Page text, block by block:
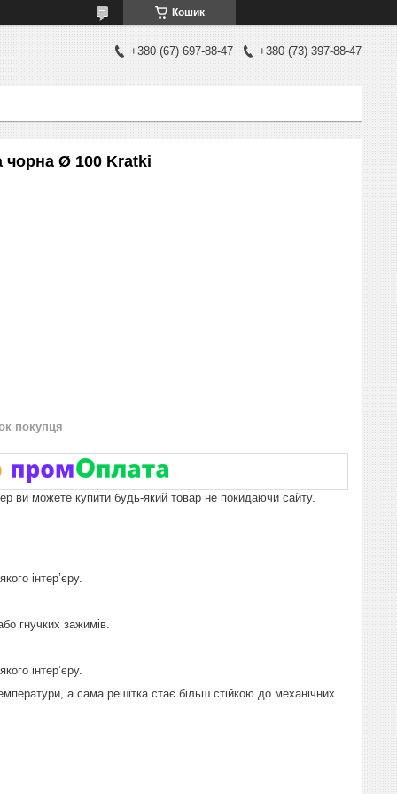
Кошик
+380 (67) 697-88-47 +380 (73) 397-88-47
чорна Ø 100 Kratki
покупця
ви можете купити будь-який товар не покидаючи сайту.
інтер’єру.
гнучких зажимів.
інтер’єру.
а сама решітка стає більш стійкою до механічних